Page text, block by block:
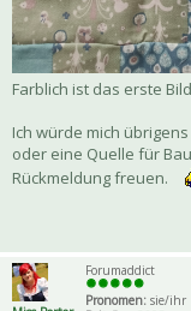
Farblich ist das erste
Ich würde mich
oder eine Quelle für
Rückmeldung freuen.
Forumaddict
Pronomen: sie/ihr